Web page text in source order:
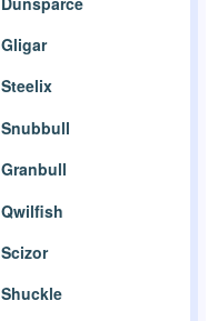
Gligar
Steelix
Snubbull
Granbull
Qwilfish
Scizor
Shuckle